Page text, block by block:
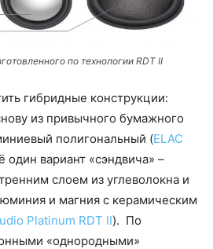
по технологии RDT II
гибридные конструкции:
из привычного бумажного
полигональный (ELAC
один вариант «сэндвича» –
слоем из углеволокна и
и магния с керамическим
Platinum RDT II). По
«однородными»